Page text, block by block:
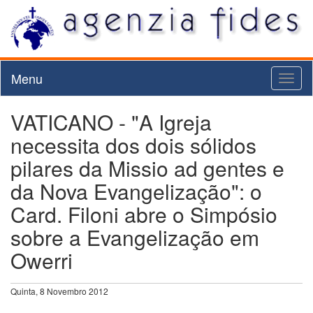
Menu
VATICANO - "A Igreja
necessita dos dois sólidos
pilares da Missio ad gentes e
da Nova Evangelização": o
Card. Filoni abre o Simpósio
sobre a Evangelização em
Owerri
Quinta, 8 Novembro 2012